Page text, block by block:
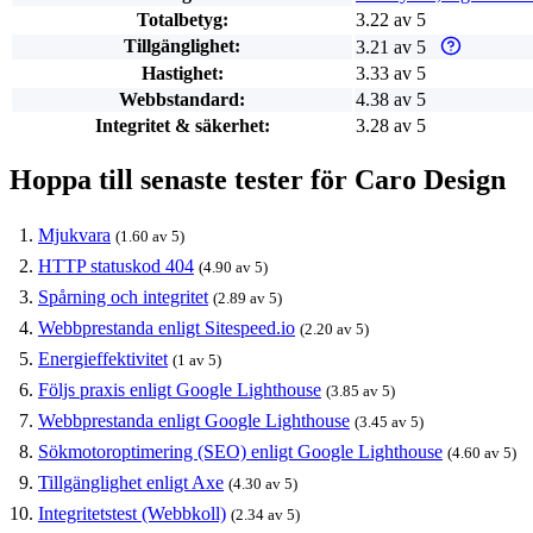
Totalbetyg:
3.22 av 5
Tillgänglighet:
3.21 av 5
Varför
Hastighet:
3.33 av 5
Webbstandard:
4.38 av 5
Integritet & säkerhet:
3.28 av 5
Hoppa till senaste tester för Caro Design
Mjukvara (1.60 av 5)
HTTP statuskod 404 (4.90 av 5)
Spårning och integritet (2.89 av 5)
Webbprestanda enligt Sitespeed.io (2.20 av 5)
Energieffektivitet (1 av 5)
Följs praxis enligt Google Lighthouse (3.85 av 5)
Webbprestanda enligt Google Lighthouse (3.45 av 5)
Sökmotoroptimering (SEO) enligt Google Lighthouse (4.60 av 5)
Tillgänglighet enligt Axe (4.30 av 5)
Integritetstest (Webbkoll) (2.34 av 5)